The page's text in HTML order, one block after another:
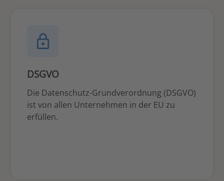
DSGVO
Die Datenschutz-Grundverordnung (DSGVO)
ist von allen Unternehmen in der EU zu
erfüllen.